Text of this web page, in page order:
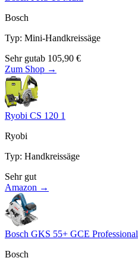
Bosch
Typ: Mini-Handkreissäge
Sehr gutab 105,90 €
Zum Shop →
Ryobi CS 120 1
Ryobi
Typ: Handkreissäge
Sehr gut
Amazon →
Bosch GKS 55+ GCE Professional
Bosch